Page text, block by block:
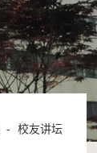
- 校友讲坛